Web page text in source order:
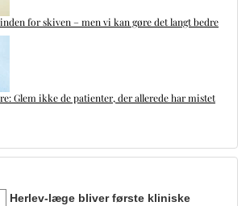
for skiven – men vi kan gøre det langt bedre
Glem ikke de patienter, der allerede har mistet
Herlev-læge bliver første kliniske